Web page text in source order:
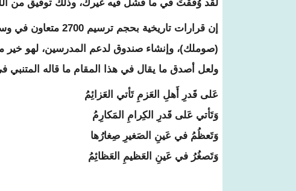
لقد وُفقتَ في ما فشل فيه غيرك، وذلك توفيق من
إن قرارات تاريخية
(صوملك)، وإنشاء صندوق لدعم المدرسين، لهو
ولعل أصدق ما يقال في هذا المقام ما قاله المتنبي
عَلى قَدرِ أَهلِ العَزمِ تَأتي العَزائِمُ
وَتَأتي عَلى قَدرِ الكِرامِ المَكارِمُ
وَتَعظُمُ في عَينِ الصَغيرِ صِغارُها
وَتَصغُرُ في عَينِ العَظيمِ العَظائِمُ